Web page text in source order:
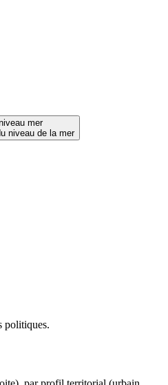
mer
niveau de la mer
politiques.